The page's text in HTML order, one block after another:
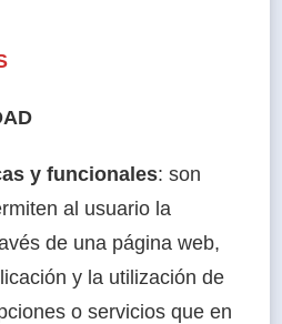
y funcionales: son
al usuario la
de una página web,
y la utilización de
o servicios que en